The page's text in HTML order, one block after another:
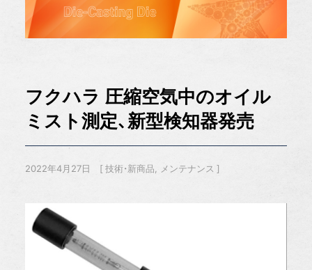
フクハラ 圧縮空気中のオイル
ミスト測定、新型検知器発売
2022年4月27日 技術・新商品 メンテナンス